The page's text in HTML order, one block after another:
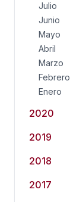
Julio
Junio
Mayo
Abril
Marzo
Febrero
Enero
2020
2019
2018
2017